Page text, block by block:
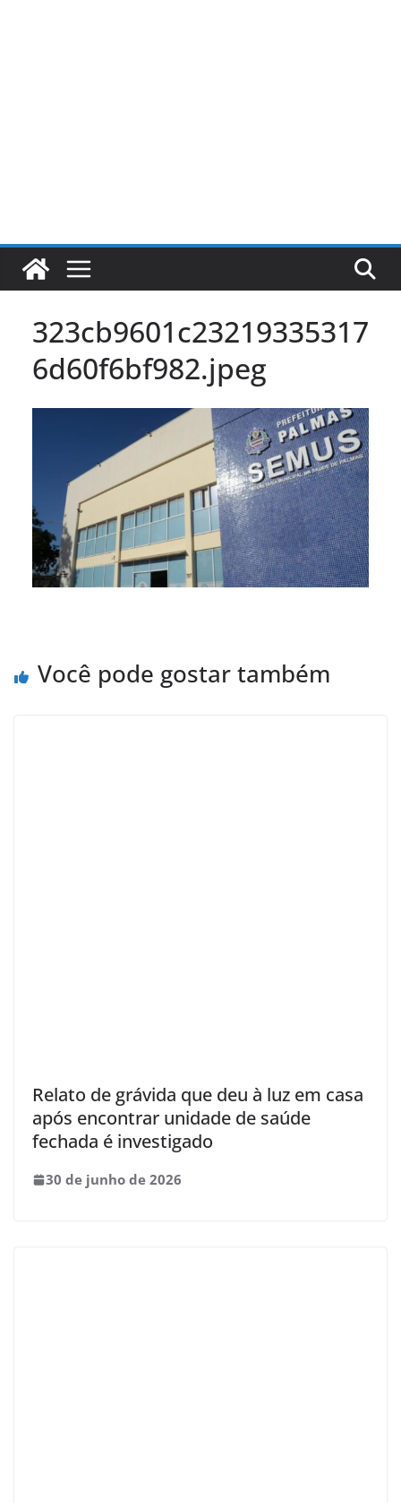
323cb9601c23219335317
6d60f6bf982.jpeg
Você pode gostar também
Relato de grávida que deu à luz em casa
após encontrar unidade de saúde
fechada é investigado
30 de junho de 2026